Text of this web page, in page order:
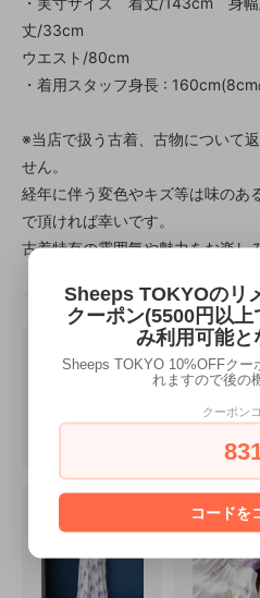
丈/33cm
ウエスト/80cm
・着用スタッフ身長 :
※当店で扱う古着、古物について
せん。
経年に伴う変色やキズ等は味のあ
で頂ければ幸いです。
古着特有の雰囲気や魅力をお楽し
Sheeps TOKYOのリ
クーポン(5500円以
み利用可能と
Sheeps TOKYO 10%OFFクー
れますので後の
クーポン
コードを